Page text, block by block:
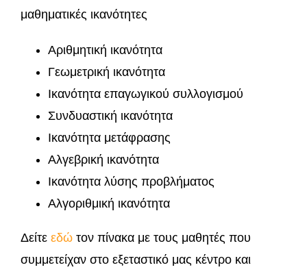
μαθηματικές ικανότητες
Αριθμητική ικανότητα
Γεωμετρική ικανότητα
Ικανότητα επαγωγικού συλλογισμού
Συνδυαστική ικανότητα
Ικανότητα μετάφρασης
Αλγεβρική ικανότητα
Ικανότητα λύσης προβλήματος
Αλγοριθμική ικανότητα
Δείτε εδώ τον πίνακα με τους μαθητές που
συμμετείχαν στο εξεταστικό μας κέντρο και